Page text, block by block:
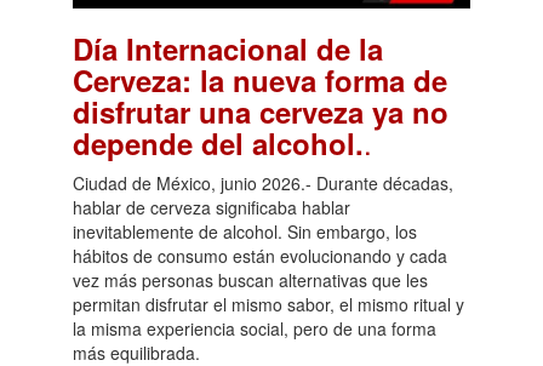
Día Internacional de la
Cerveza: la nueva forma de
disfrutar una cerveza ya no
depende del alcohol..
Ciudad de México, junio 2026.- Durante décadas,
hablar de cerveza significaba hablar
inevitablemente de alcohol. Sin embargo, los
hábitos de consumo están evolucionando y cada
vez más personas buscan alternativas que les
permitan disfrutar el mismo sabor, el mismo ritual y
la misma experiencia social, pero de una forma
más equilibrada.